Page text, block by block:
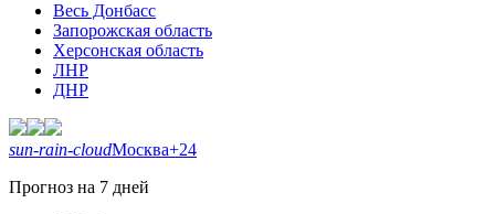
Весь Донбасс
Запорожская область
Херсонская область
ЛНР
ДНР
sun-rain-cloudМосква+24
Прогноз на 7 дней